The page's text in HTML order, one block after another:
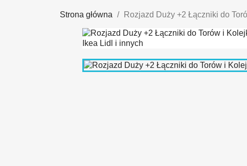
Strona główna Rozjazd Duży +2 Łączniki do